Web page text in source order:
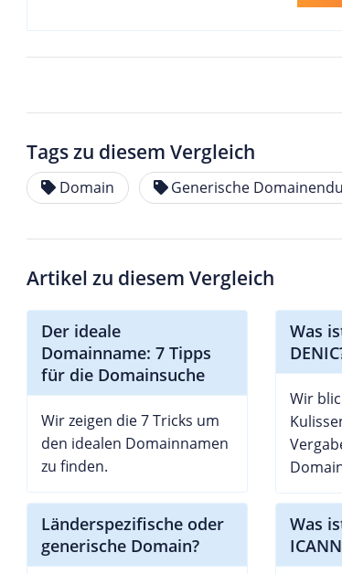
Tags zu diesem Vergleich
Domain Generische
Artikel zu diesem Vergleich
Der ideale
Domainname: 7 Tipps
für die Domainsuche
Wir zeigen die 7 Tricks um
den idealen Domainnamen
zu finden.
Was
Wir
Länderspezifische oder
generische Domain?
Was